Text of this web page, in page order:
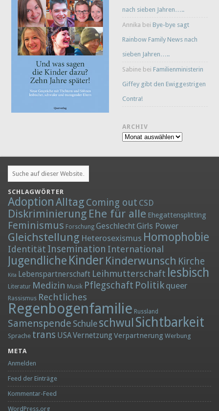
nach sieben Jahren…..
Annika bei Bye-bye sagt
Rainbow Family News nach
sieben Jahren…..
Sabine bei Familienministerin
Giffey gibt den Ewiggestrigen
Contra!
ARCHIV
Archiv
SCHLAGWÖRTER
AdoptionAlltag Coming out CSD
Diskriminierung Ehe für alle Ehegattensplitting
Feminismus Forschung Geschlecht Girls Power
Gleichstellung Heterosexismus Homophobie
Identität Insemination International
Jugendliche Kinder Kinderwunsch Kirche
Kita Lebenspartnerschaft Leihmutterschaft lesbisch
Literatur Medizin Musik Pflegschaft Politik queer
Rassismus Rechtliches
Regenbogenfamilie Russland
Samenspende Schule schwul Sichtbarkeit
Sprache trans USAVernetzung Verpartnerung Werbung
META
Anmelden
Feed der Einträge
Kommentar-Feed
WordPress.org